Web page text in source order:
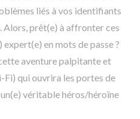
liés à vos identifiants
Alors, prêt(e) à affronter ces
en mots de passe ?
aventure palpitante et
qui ouvrira les portes de
véritable héros/héroïne